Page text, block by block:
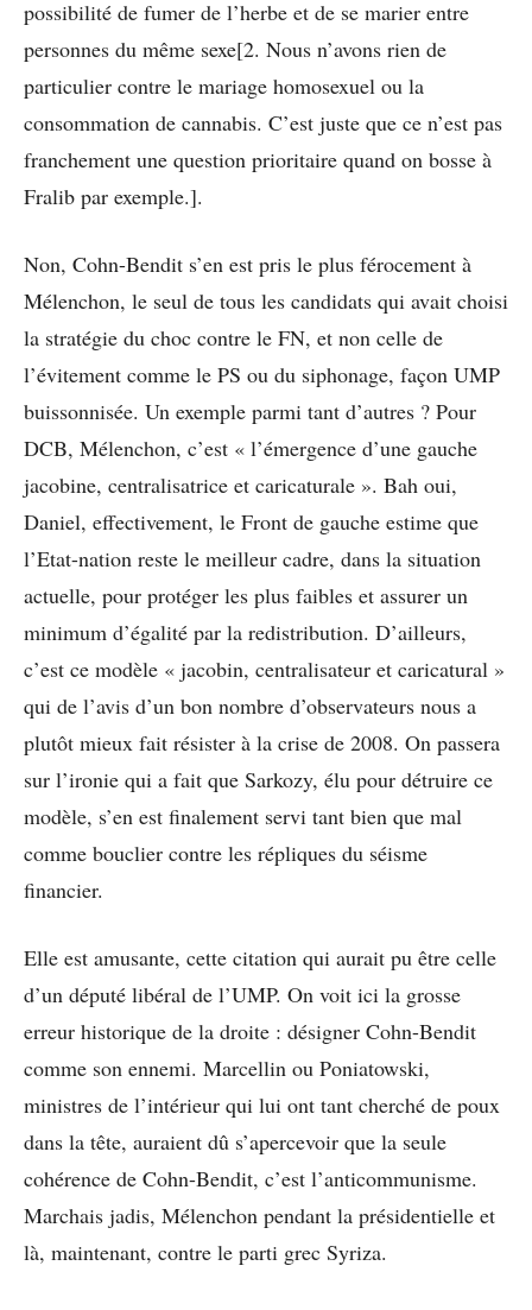
possibilité de fumer de l’herbe et de se marier entre
personnes du même sexe[2. Nous n’avons rien de
particulier contre le mariage homosexuel ou la
consommation de cannabis. C’est juste que ce n’est pas
franchement une question prioritaire quand on bosse à
Fralib par exemple.].
Non, Cohn-Bendit s’en est pris le plus férocement à
Mélenchon, le seul de tous les candidats qui avait choisi
la stratégie du choc contre le FN, et non celle de
l’évitement comme le PS ou du siphonage, façon UMP
buissonnisée. Un exemple parmi tant d’autres ? Pour
DCB, Mélenchon, c’est « l’émergence d’une gauche
jacobine, centralisatrice et caricaturale ». Bah oui,
Daniel, effectivement, le Front de gauche estime que
l’Etat-nation reste le meilleur cadre, dans la situation
actuelle, pour protéger les plus faibles et assurer un
minimum d’égalité par la redistribution. D’ailleurs,
c’est ce modèle « jacobin, centralisateur et caricatural »
qui de l’avis d’un bon nombre d’observateurs nous a
plutôt mieux fait résister à la crise de 2008. On passera
sur l’ironie qui a fait que Sarkozy, élu pour détruire ce
modèle, s’en est finalement servi tant bien que mal
comme bouclier contre les répliques du séisme
financier.
Elle est amusante, cette citation qui aurait pu être celle
d’un député libéral de l’UMP. On voit ici la grosse
erreur historique de la droite : désigner Cohn-Bendit
comme son ennemi. Marcellin ou Poniatowski,
ministres de l’intérieur qui lui ont tant cherché de poux
dans la tête, auraient dû s’apercevoir que la seule
cohérence de Cohn-Bendit, c’est l’anticommunisme.
Marchais jadis, Mélenchon pendant la présidentielle et
là, maintenant, contre le parti grec Syriza.